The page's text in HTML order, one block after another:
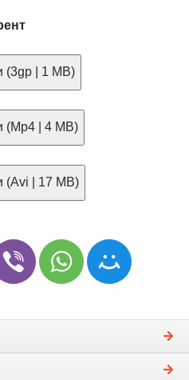
(3gp | 1 MB)
(Mp4 | 4 MB)
(Avi | 17 MB)